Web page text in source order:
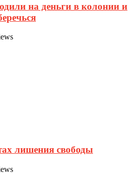
на деньги в колонии и
лишения свободы